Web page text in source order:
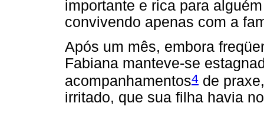
importante e rica para
convivendo apenas com a
Após um mês, embora
Fabiana manteve-se
acompanhamentos4 de
irritado, que sua filha havia